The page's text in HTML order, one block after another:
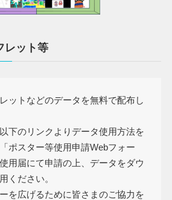
レット等
ットなどのデータを無料で配布し
下のリンクよりデータ使用方法を
ポスター等使用申請Webフォー
用届にて申請の上、データをダウ
ください。
を広げるために皆さまのご協力を